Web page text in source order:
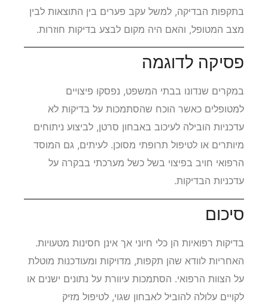
בתקפות הבדיקה, למשל עקב פערים בין התוצאות לבין
מצב המטופל, והאם היה מקום לבצע בדיקות חוזרות.
פסיקה לדוגמה
במקרים שנדונו בבתי המשפט, נפסקו פיצויים
למטופלים כאשר הוכח שהסתמכות על בדיקות לא
עדכניות הובילה לעיכוב באבחון סרטן, לביצוע ניתוחים
מיותרים או לטיפול תרופתי מסוכן. לעיתים, גם המוסד
הרפואי חויב בפיצוי בשל כשל מערכתי בבקרה על
עדכניות הבדיקות.
סיכום
בדיקות רפואיות הן כלי חיוני אך אינן חסינות מטעויות.
האחריות לוודא שהן תקפות, מדויקות ומעודכנות מוטלת
על הצוות הרפואי. הסתמכות עיוורת על נתונים ישנים או
לקויים עלולה להוביל לאבחון שגוי, לטיפול מזיק